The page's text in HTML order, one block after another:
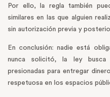
Por ello, la regla también
similares en las que alguien
sin autorización previa y
En conclusión: nadie está
nunca solicitó, la ley busca
presionadas para entregar
respetuosa en los espacios